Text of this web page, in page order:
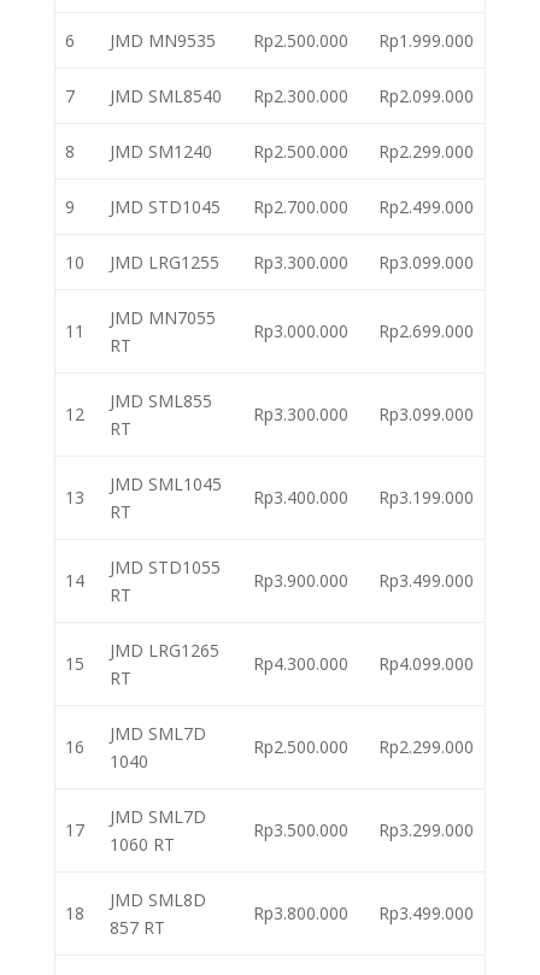
6 JMD MN9535 Rp2.500.000 Rp1.999.000
7 JMD SML8540 Rp2.300.000 Rp2.099.000
8 JMD SM1240 Rp2.500.000 Rp2.299.000
9 JMD STD1045 Rp2.700.000 Rp2.499.000
10 JMD LRG1255 Rp3.300.000 Rp3.099.000
11
JMD MN7055
RT
Rp3.000.000 Rp2.699.000
12
JMD SML855
RT
Rp3.300.000 Rp3.099.000
13
JMD SML1045
RT
Rp3.400.000 Rp3.199.000
14
JMD STD1055
RT
Rp3.900.000 Rp3.499.000
15
JMD LRG1265
RT
Rp4.300.000 Rp4.099.000
16
JMD SML7D
1040
Rp2.500.000 Rp2.299.000
17
JMD SML7D
1060 RT
Rp3.500.000 Rp3.299.000
18
JMD SML8D
857 RT
Rp3.800.000 Rp3.499.000